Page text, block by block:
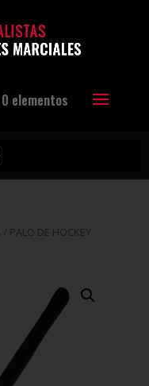
0 elementos
/ PALO DE HOCKEY